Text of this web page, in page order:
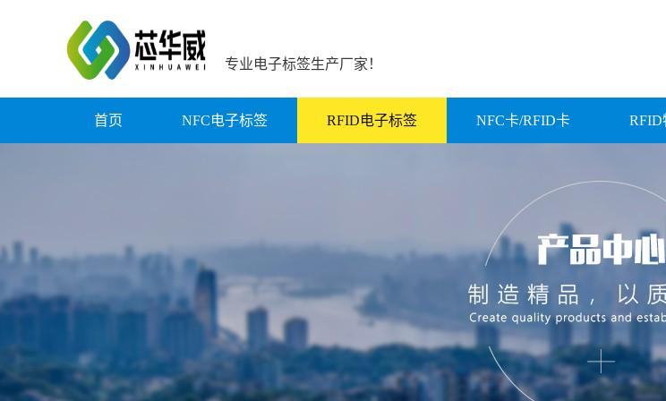
专业电子标签生产厂家！
首页 NFC电子标签 RFID电子标签 NFC卡/RFID卡 RFID